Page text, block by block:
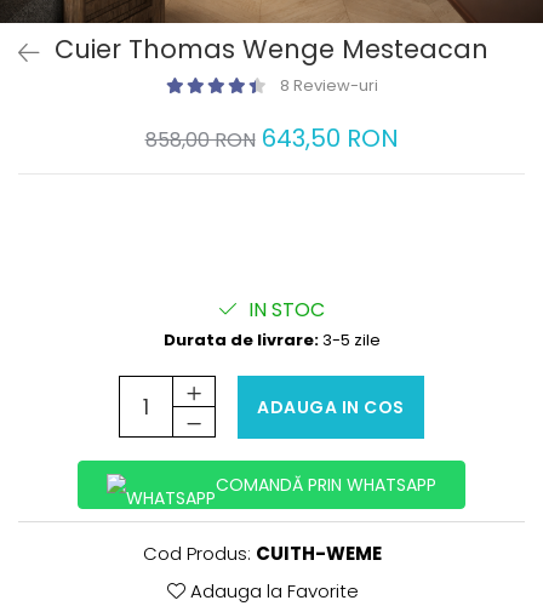
Cuier Thomas Wenge Mesteacan
8 Review-uri
858,00 RON 643,50 RON
IN STOC
Durata de livrare:3-5 zile
ADAUGA IN COS
COMANDĂ PRIN WHATSAPP
Cod Produs: CUITH-WEME
Adauga la Favorite